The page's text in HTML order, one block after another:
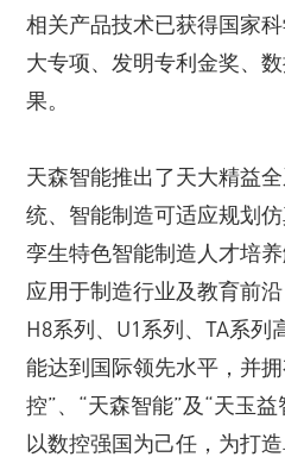
相关产品技术已获得国家
大专项、发明专利金奖、
果。
天森智能推出了天大精益
统、智能制造可适应规划
孪生特色智能制造人才培
应用于制造行业及教育前
H8系列、U1系列、TA系列
能达到国际领先水平，并
控”、“天森智能”及“天玉
以数控强国为己任，为打